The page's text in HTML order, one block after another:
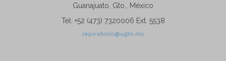
Guanajuato, Gto., México
Tel: +52 (473) 7320006 Ext. 5538
repositorio@ugto.mx